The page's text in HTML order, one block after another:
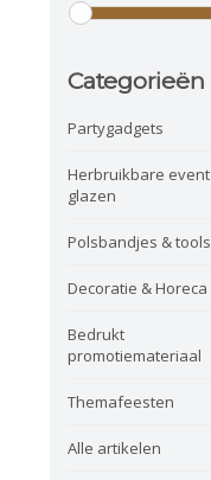
Categorieën
Partygadgets
Herbruikbare event
glazen
Polsbandjes & tools
Decoratie & Horeca
Bedrukt
promotiemateriaal
Themafeesten
Alle artikelen